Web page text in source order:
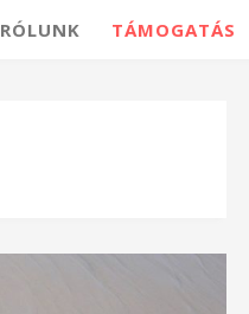
RÓLUNK TÁMOGATÁS